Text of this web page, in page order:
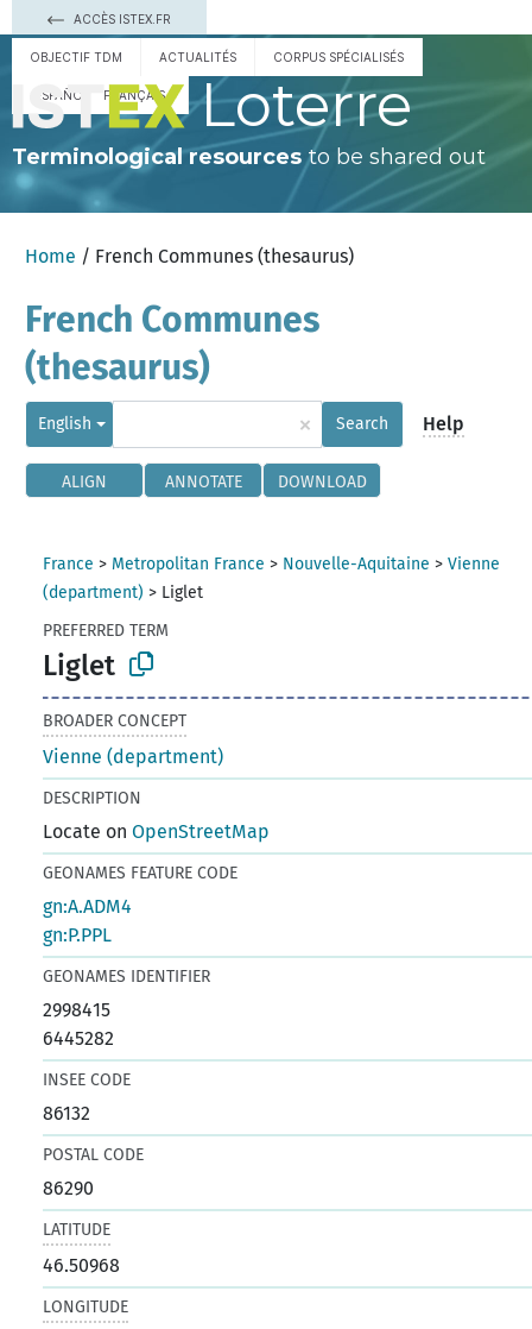
ACCÈS ISTEX.FR
OBJECTIF TDM ACTUALITÉS CORPUS SPÉCIALISÉS
ESPAÑOL FRANÇAIS Loterre
Terminological resourcesto be shared out
Home / French Communes (thesaurus)
French Communes
(thesaurus)
English × Search Help
ALIGN ANNOTATE DOWNLOAD
France > Metropolitan France > Nouvelle-Aquitaine >Vienne
(department) > Liglet
PREFERRED TERM
Liglet
BROADER CONCEPT
Vienne (department)
DESCRIPTION
Locate onOpenStreetMap
GEONAMES FEATURE CODE
gn:A.ADM4
gn:P.PPL
GEONAMES IDENTIFIER
2998415
6445282
INSEE CODE
86132
POSTAL CODE
86290
LATITUDE
46.50968
LONGITUDE